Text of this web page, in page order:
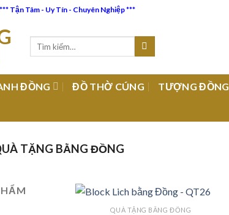
*** Tận Tâm - Uy Tín - Chuyên Nghiệp ***
ĐỒNG ĐỒ THỜ CÚNG TƯỢNG ĐỒNG
TẶNG BẰNG ĐỒNG
QUÀ TẶNG BẰNG ĐỒNG